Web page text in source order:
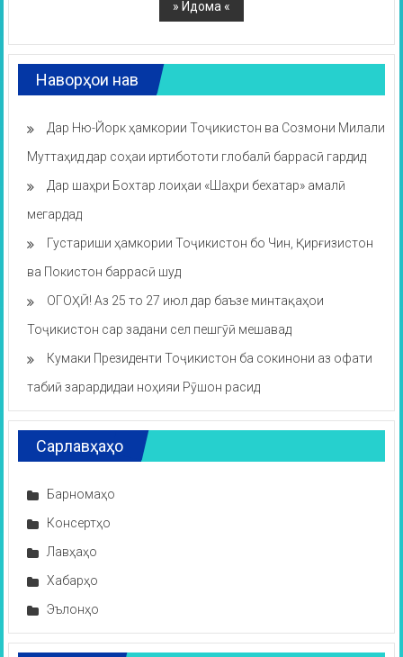
Наворҳои нав
Дар Ню-Йорк ҳамкории Тоҷикистон ва Созмони Милали
Муттаҳид дар соҳаи иртибототи глобалӣ баррасӣ гардид
Дар шаҳри Бохтар лоиҳаи «Шаҳри бехатар» амалӣ
мегардад
Густариши ҳамкории Тоҷикистон бо Чин, Қирғизистон
ва Покистон баррасӣ шуд
ОГОҲӢ! Аз 25 то 27 июл дар баъзе минтақаҳои
Тоҷикистон сар задани сел пешгӯӣ мешавад
Кумаки Президенти Тоҷикистон ба сокинони аз офати
табиӣ зарардидаи ноҳияи Рӯшон расид
Сарлавҳаҳо
Барномаҳо
Консертҳо
Лавҳаҳо
Хабарҳо
Эълонҳо